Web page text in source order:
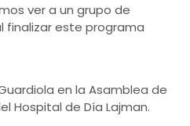
ver a un grupo de
finalizar este programa
en la Asamblea de
Hospital de Día Lajman.